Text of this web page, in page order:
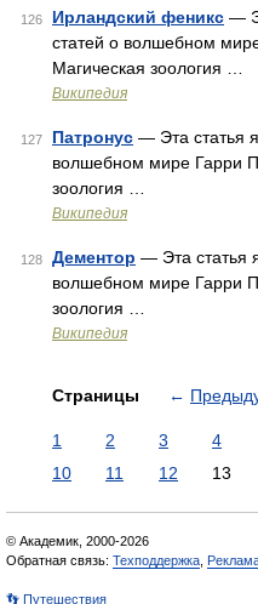
126 Ирландский феникс —
статей о волшебном
Магическая зоология …
Википедия
127 Патронус — Эта статья
волшебном мире Гарри
зоология …
Википедия
128 Дементор — Эта статья
волшебном мире Гарри
зоология …
Википедия
Страницы ←
1 2 3 4
10
11 12 13
© Академик, 2000-2026
Обратная связь: Техподдержка
👣 Путешествия